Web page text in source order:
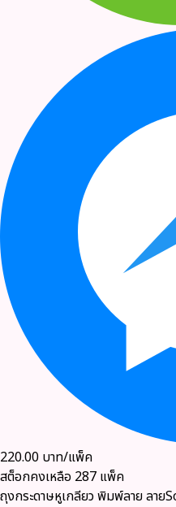
220.00 บาท/แพ็ค
สต็อกคงเหลือ 287 แพ็ค
ถุงกระดาษหูเกลียว พิมพ์ลาย ลา